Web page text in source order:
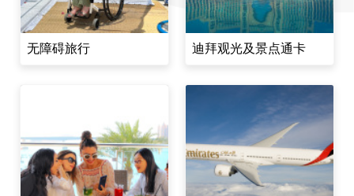
无障碍旅行 迪拜观光及景点通卡